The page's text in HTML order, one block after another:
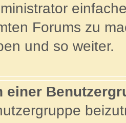
Forums zu
und so weiter.
einer